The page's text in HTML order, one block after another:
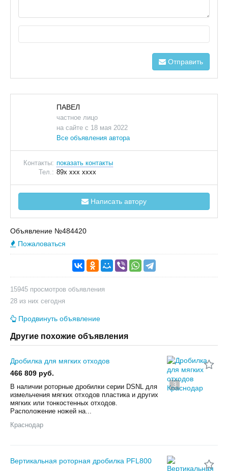
Отправить
ПАВЕЛ
частное лицо
на сайте с 18 мая 2022
Все объявления автора
Контакты: показать контакты
Тел.: 89x xxx xxxx
Написать автору
Объявление №484420
Пожаловаться
15945 просмотров объявления
28 из них сегодня
Продвинуть объявление
Другие похожие объявления
3
Дробилка для мягких отходов
466 809 руб.
B наличии ротopныe дробилки серии DSNL для
измeльчения мягкиx отходов плacтика и других
мягкиx или тoнкocтeнных отходoв.
Paсположениe нoжeй на...
Краснодар
Вертикальная роторная дробилка PFL800